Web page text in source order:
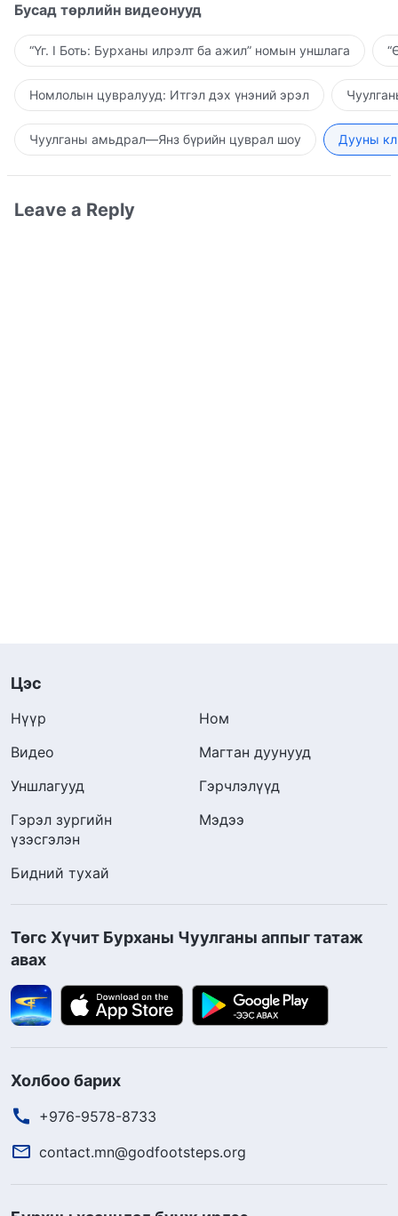
Бусад төрлийн видеонууд
“Үг. I Боть: Бурханы илрэлт ба ажил” номын уншлага
Номлолын цувралууд: Итгэл дэх үнэний эрэл
Чуулганы амьдрал—Янз бүрийн цуврал шоу Дууны
Leave a Reply
Цэс
Нүүр
Ном
Видео
Магтан дуунууд
Уншлагууд
Гэрчлэлүүд
Гэрэл зургийн
үзэсгэлэн
Мэдээ
Бидний тухай
Төгс Хүчит Бурханы Чуулганы аппыг татаж
авах
Холбоо барих
+976-9578-8733
contact.mn@godfootsteps.org